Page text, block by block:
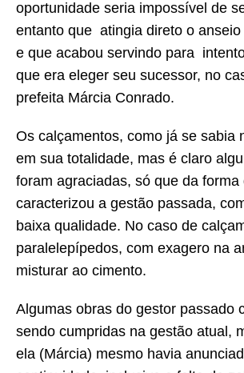
oportunidade seria impossível de
entanto que atingia direto o
e que acabou servindo para
que era eleger seu sucessor, no
prefeita Márcia Conrado.
Os calçamentos, como já se sabia
em sua totalidade, mas é claro
foram agraciadas, só que da forma
caracterizou a gestão passada,
baixa qualidade. No caso de
paralelepípedos, com exagero na
misturar ao cimento.
Algumas obras do gestor passado
sendo cumpridas na gestão atual,
ela (Márcia) mesmo havia